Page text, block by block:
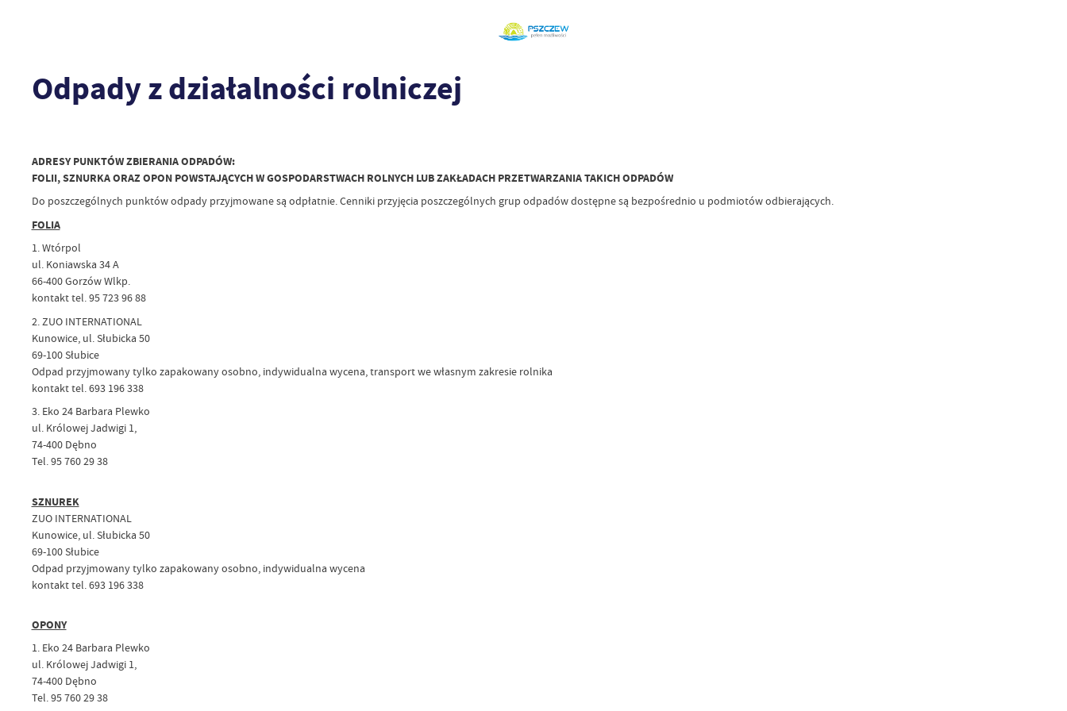
Odpady z działalności rolniczej
ADRESY PUNKTÓW ZBIERANIA ODPADÓW:
FOLII, SZNURKA ORAZ OPON POWSTAJĄCYCH W GOSPODARSTWACH ROLNYCH LUB ZAKŁADACH PRZETWARZANIA TAKICH ODPADÓW
Do poszczególnych punktów odpady przyjmowane są odpłatnie. Cenniki przyjęcia poszczególnych grup odpadów dostępne są bezpośrednio u podmiotów odbierających.
FOLIA
1. Wtórpol
ul. Koniawska 34 A
66-400 Gorzów Wlkp.
kontakt tel. 95 723 96 88
2. ZUO INTERNATIONAL
Kunowice, ul. Słubicka 50
69-100 Słubice
Odpad przyjmowany tylko zapakowany osobno, indywidualna wycena, transport we własnym zakresie rolnika
kontakt tel. 693 196 338
3. Eko 24 Barbara Plewko
ul. Królowej Jadwigi 1,
74-400 Dębno
Tel. 95 760 29 38
SZNUREK
ZUO INTERNATIONAL
Kunowice, ul. Słubicka 50
69-100 Słubice
Odpad przyjmowany tylko zapakowany osobno, indywidualna wycena
kontakt tel. 693 196 338
OPONY
1. Eko 24 Barbara Plewko
ul. Królowej Jadwigi 1,
74-400 Dębno
Tel. 95 760 29 38